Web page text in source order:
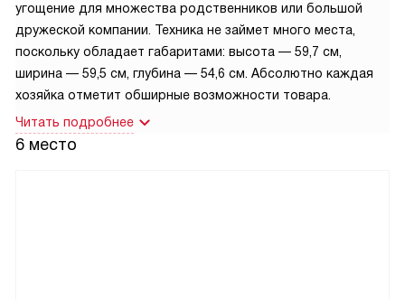
угощение для множества родственников или большой
дружеской компании. Техника не займет много места,
поскольку обладает габаритами: высота — 59,7 см,
ширина — 59,5 см, глубина — 54,6 см. Абсолютно каждая
хозяйка отметит обширные возможности товара.
Читать подробнее
6 место